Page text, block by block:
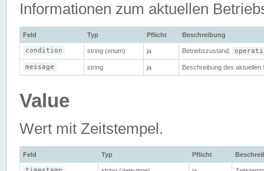
Informationen zum aktuellen
Feld Typ Pflicht Beschreibung
condition string (enum) ja Betriebszustand:
message string ja Beschreibung des
Value
Wert mit Zeitstempel.
Feld Typ Pflicht